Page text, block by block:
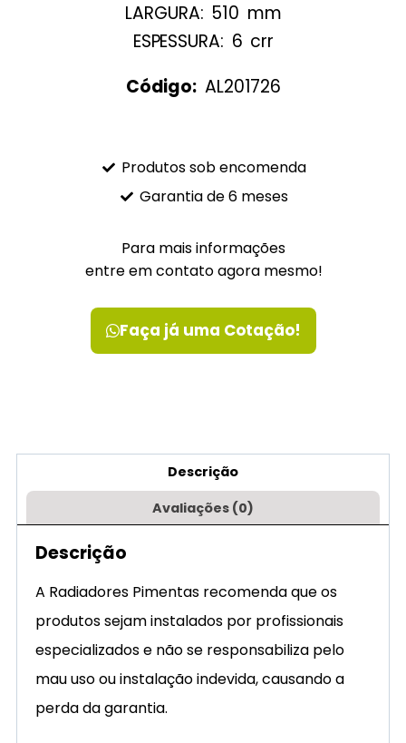
LARGURA: 510 mm
ESPESSURA: 6 crr
Código: AL201726
Produtos sob encomenda
Garantia de 6 meses
Para mais informações
entre em contato agora mesmo!
Faça já uma Cotação!
Descrição
Avaliações (0)
Descrição
A Radiadores Pimentas recomenda que os
produtos sejam instalados por profissionais
especializados e não se responsabiliza pelo
mau uso ou instalação indevida, causando a
perda da garantia.